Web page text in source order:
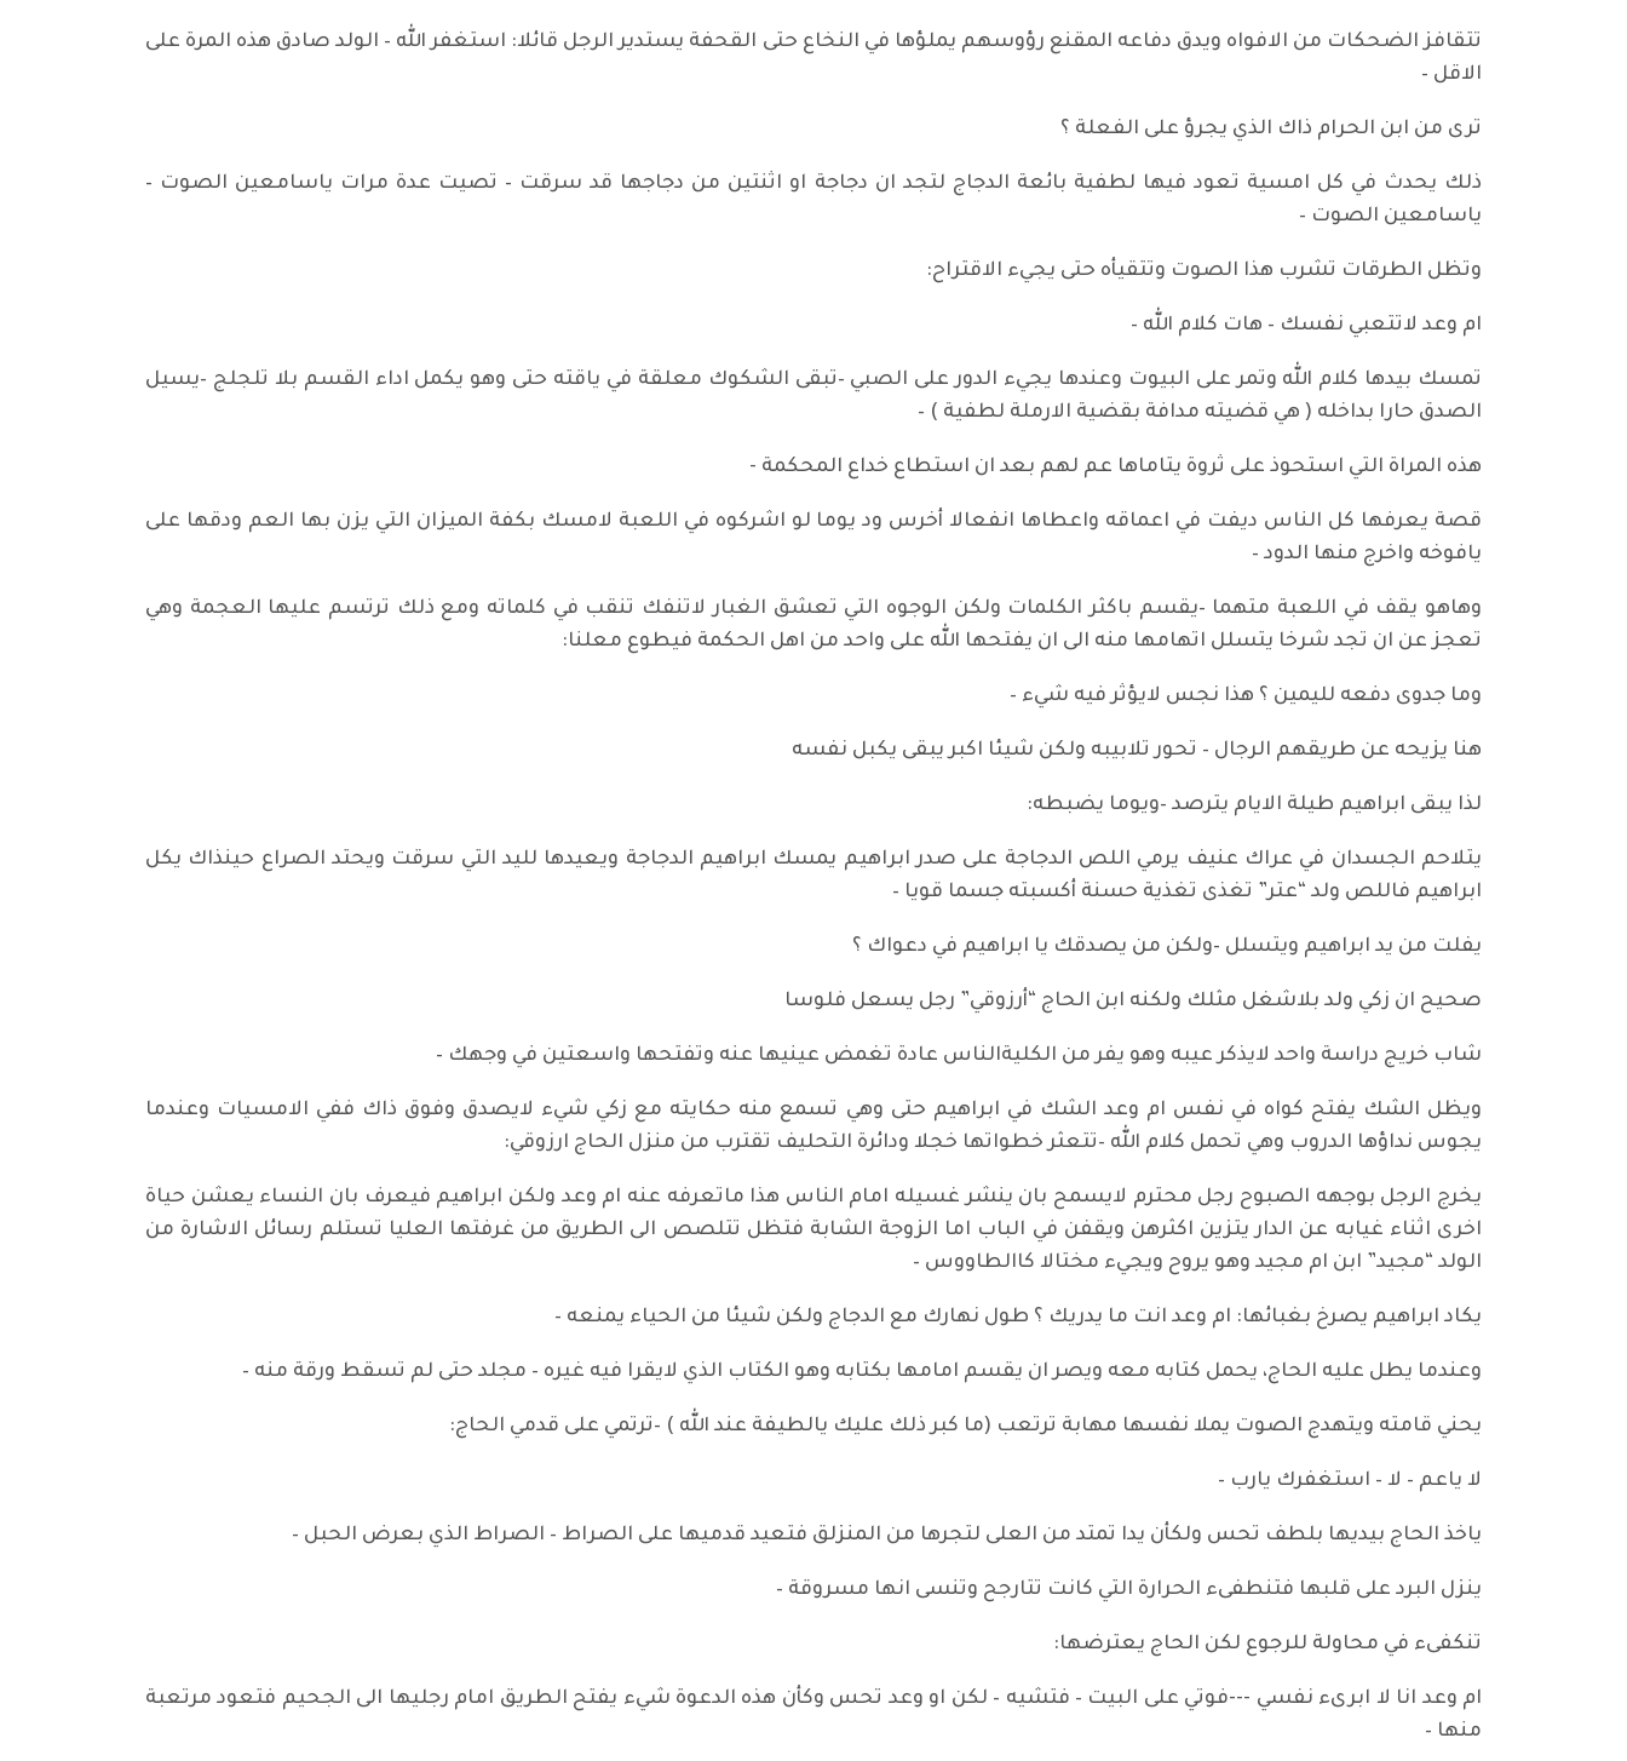
تتقافز الضحكات من الافواه ويدق دفاعه المقنع رؤوسهم يملؤها في النخاع حتى القحفة يستدير الرجل قائلا: استغفر الله – الولد صادق هذه المرة على
الاقل –
ترى من ابن الحرام ذاك الذي يجرؤ على الفعلة ؟
ذلك يحدث في كل امسية تعود فيها لطفية بائعة الدجاج لتجد ان دجاجة او اثنتين من دجاجها قد سرقت – تصيت عدة مرات ياسامعين الصوت –
ياسامعين الصوت –
وتظل الطرقات تشرب هذا الصوت وتتقيأه حتى يجيء الاقتراح:
ام وعد لاتتعبي نفسك – هات كلام الله –
تمسك بيدها كلام الله وتمر على البيوت وعندها يجيء الدور على الصبي –تبقى الشكوك معلقة في ياقته حتى وهو يكمل اداء القسم بلا تلجلج –يسيل
الصدق حارا بداخله ( هي قضيته مدافة بقضية الارملة لطفية ) –
هذه المراة التي استحوذ على ثروة يتاماها عم لهم بعد ان استطاع خداع المحكمة -
قصة يعرفها كل الناس ديفت في اعماقه واعطاها انفعالا أخرس ود يوما لو اشركوه في اللعبة لامسك بكفة الميزان التي يزن بها العم ودقها على
يافوخه واخرج منها الدود –
وهاهو يقف في اللعبة متهما –يقسم باكثر الكلمات ولكن الوجوه التي تعشق الغبار لاتنفك تنقب في كلماته ومع ذلك ترتسم عليها العجمة وهي
تعجز عن ان تجد شرخا يتسلل اتهامها منه الى ان يفتحها الله على واحد من اهل الحكمة فيطوع معلنا:
وما جدوى دفعه لليمين ؟ هذا نجس لايؤثر فيه شيء –
هنا يزيحه عن طريقهم الرجال – تحور تلابيبه ولكن شيئا اكبر يبقى يكبل نفسه
لذا يبقى ابراهيم طيلة الايام يترصد –ويوما يضبطه:
يتلاحم الجسدان في عراك عنيف يرمي اللص الدجاجة على صدر ابراهيم يمسك ابراهيم الدجاجة ويعيدها لليد التي سرقت ويحتد الصراع حينذاك يكل
ابراهيم فاللص ولد “عتر” تغذى تغذية حسنة أكسبته جسما قويا –
يفلت من يد ابراهيم ويتسلل –ولكن من يصدقك يا ابراهيم في دعواك ؟
صحيح ان زكي ولد بلاشغل مثلك ولكنه ابن الحاج “أرزوقي” رجل يسعل فلوسا
شاب خريج دراسة واحد لايذكر عيبه وهو يفر من الكليةالناس عادة تغمض عينيها عنه وتفتحها واسعتين في وجهك –
ويظل الشك يفتح كواه في نفس ام وعد الشك في ابراهيم حتى وهي تسمع منه حكايته مع زكي شيء لايصدق وفوق ذاك ففي الامسيات وعندما
يجوس نداؤها الدروب وهي تحمل كلام الله –تتعثر خطواتها خجلا ودائرة التحليف تقترب من منزل الحاج ارزوقي:
يخرج الرجل بوجهه الصبوح رجل محترم لايسمح بان ينشر غسيله امام الناس هذا ماتعرفه عنه ام وعد ولكن ابراهيم فيعرف بان النساء يعشن حياة
اخرى اثناء غيابه عن الدار يتزين اكثرهن ويقفن في الباب اما الزوجة الشابة فتظل تتلصص الى الطريق من غرفتها العليا تستلم رسائل الاشارة من
الولد “مجيد” ابن ام مجيد وهو يروح ويجيء مختالا كاالطاووس –
يكاد ابراهيم يصرخ بغبائها: ام وعد انت ما يدريك ؟ طول نهارك مع الدجاج ولكن شيئا من الحياء يمنعه –
وعندما يطل عليه الحاج، يحمل كتابه معه ويصر ان يقسم امامها بكتابه وهو الكتاب الذي لايقرا فيه غيره – مجلد حتى لم تسقط ورقة منه –
يحني قامته ويتهدج الصوت يملا نفسها مهابة ترتعب (ما كبر ذلك عليك يالطيفة عند الله ) –ترتمي على قدمي الحاج:
لا ياعم – لا – استغفرك يارب –
ياخذ الحاج بيديها بلطف تحس ولكأن يدا تمتد من العلى لتجرها من المنزلق فتعيد قدميها على الصراط – الصراط الذي بعرض الحبل –
ينزل البرد على قلبها فتنطفىء الحرارة التي كانت تتارجح وتنسى انها مسروقة –
تنكفىء في محاولة للرجوع لكن الحاج يعترضها:
ام وعد انا لا ابرىء نفسي ---فوتي على البيت – فتشيه – لكن او وعد تحس وكأن هذه الدعوة شيء يفتح الطريق امام رجليها الى الجحيم فتعود مرتعبة
منها –